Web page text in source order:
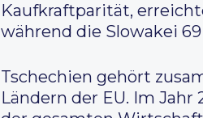
Kaufkraftparität,
während die Slowakei
Tschechien gehört
Ländern der EU. Im